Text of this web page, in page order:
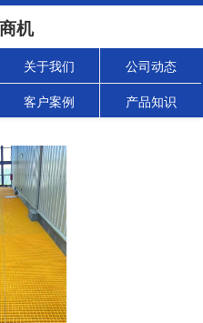
机
关于我们 公司动态
客户案例 产品知识